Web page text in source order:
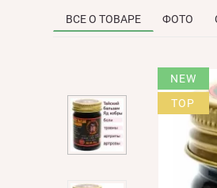
ВСЕ О ТОВАРЕ ФОТО
NEW
TOP